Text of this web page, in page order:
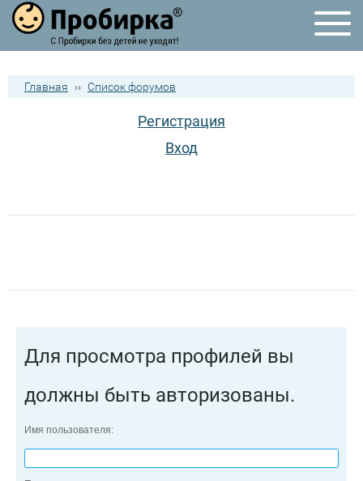
Главная ›› Список форумов
Регистрация
Вход
Для просмотра профилей вы
должны быть авторизованы.
Имя пользователя: